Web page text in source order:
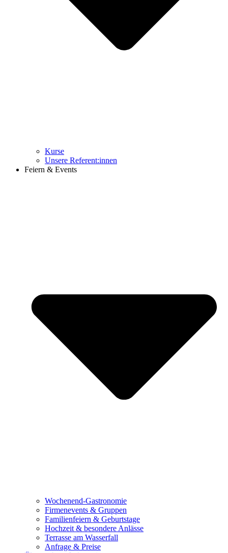
Kurse
Unsere Referent:innen
Feiern & Events
Wochenend-Gastronomie
Firmenevents & Gruppen
Familienfeiern & Geburtstage
Hochzeit & besondere Anlässe
Terrasse am Wasserfall
Anfrage & Preise